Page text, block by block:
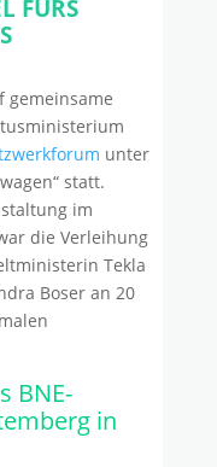
FÜRS
gemeinsame
unter
statt.
im
die Verleihung
Tekla
Boser an 20
BNE-
in